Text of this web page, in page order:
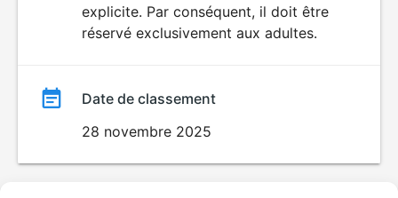
explicite. Par conséquent, il doit être
réservé exclusivement aux adultes.
Date de classement
28 novembre 2025